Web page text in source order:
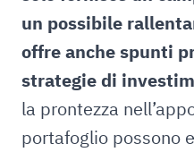
un possibile
offre anche spunti
strategie di
la prontezza
portafoglio possono